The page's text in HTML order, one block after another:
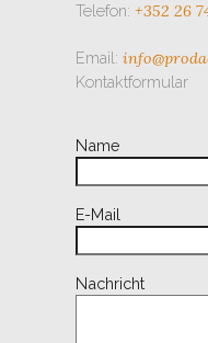
Telefon: +352 26
Email:
Kontaktformular
Name
E-Mail
Nachricht